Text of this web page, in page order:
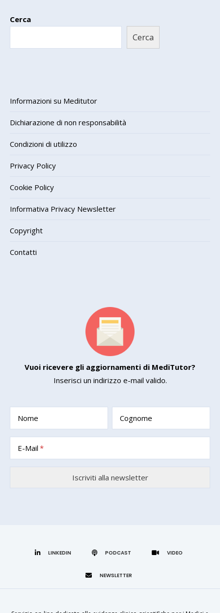
Cerca
Cerca
Informazioni su Meditutor
Dichiarazione di non responsabilità
Condizioni di utilizzo
Privacy Policy
Cookie Policy
Informativa Privacy Newsletter
Copyright
Contatti
Vuoi ricevere gli aggiornamenti di MediTutor?
Inserisci un indirizzo e-mail valido.
Nome Cognome
E-Mail
LINKEDIN